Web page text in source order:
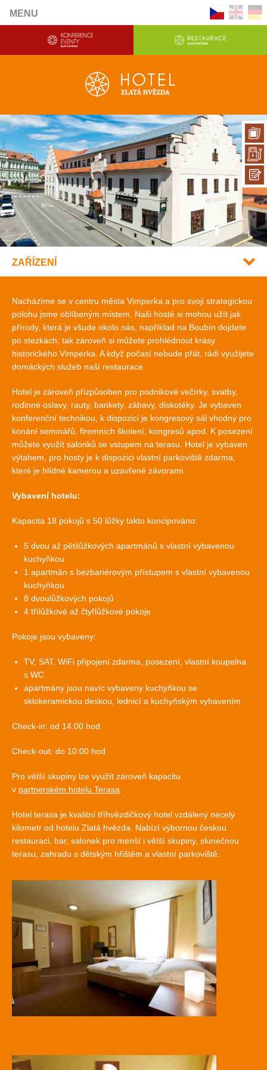
MENU
ZAŘÍZENÍ
Nacházíme se v centru města Vimperka a pro svoji strategickou
polohu jsme oblíbeným místem. Naši hosté si mohou užít jak
přírody, která je všude okolo nás, například na Boubín dojdete
po stezkách, tak zároveň si můžete prohlédnout krásy
historického Vimperka. A když počasí nebude přát, rádi využijete
domáckých služeb naší restaurace.
Hotel je zároveň přizpůsoben pro podnikové večírky, svatby,
rodinné oslavy, rauty, bankety, zábavy, diskotéky. Je vybaven
konferenční technikou, k dispozici je kongresový sál vhodný pro
konání seminářů, firemních školení, kongresů apod. K posezení
můžete využít salonků se vstupem na terasu. Hotel je vybaven
výtahem, pro hosty je k dispozici vlastní parkoviště zdarma,
které je hlídné kamerou a uzavřené závorami.
Vybavení hotelu:
Kapacita 18 pokojů s 50 lůžky takto koncipováno:
5 dvou až pětilůžkových apartmánů s vlastní vybavenou
kuchyňkou
1 apartmán s bezbariérovým přístupem s vlastní vybavenou
kuchyňkou
8 dvoulůžkových pokojů
4 třílůžkové až čtyřlůžkové pokoje
Pokoje jsou vybaveny:
TV, SAT, WiFi připojení zdarma, posezení, vlastní koupelna
s WC
apartmány jsou navíc vybaveny kuchyňkou se
sklokeramickou deskou, lednicí a kuchyňským vybavením
Check-in: od 14:00 hod
Check-out: do 10:00 hod
Pro větší skupiny lze využít zároveň kapacitu
v partnerském hotelu Terasa
Hotel terasa je kvalitní tříhvězdičkový hotel vzdálený necelý
kilometr od hotelu Zlatá hvězda. Nabízí výbornou českou
restauraci, bar, salonek pro menší i větší skupiny, slunečnou
terasu, zahradu s dětským hřištěm a vlastní parkoviště.